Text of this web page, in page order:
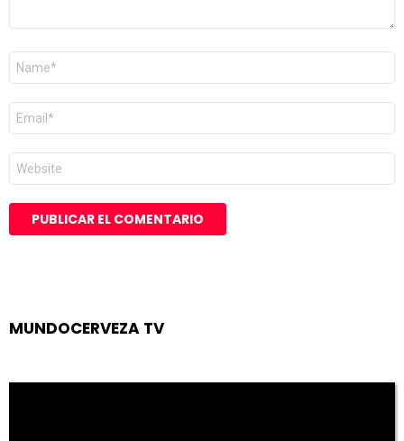
Nombre
Correo
electrónico
*
Web
MUNDOCERVEZA TV